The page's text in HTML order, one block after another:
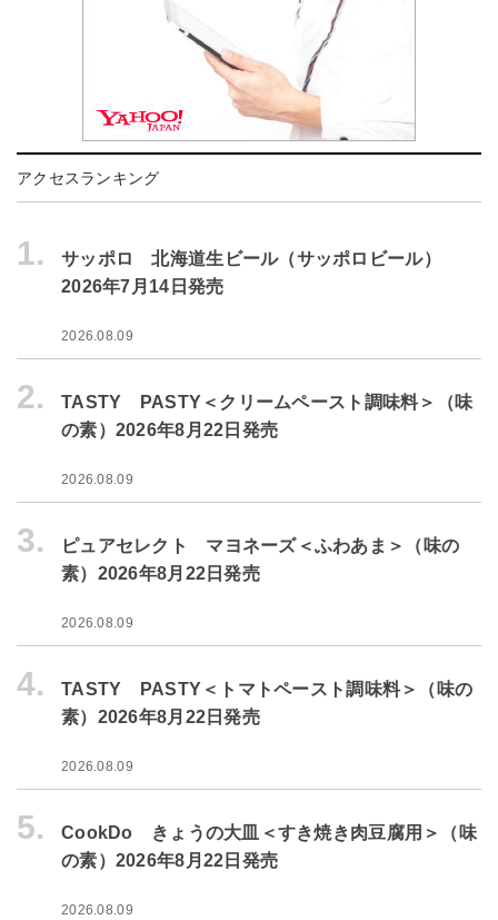
アクセスランキング
1.
サッポロ 北海道生ビール（サッポロビール）
2026年7月14日発売
2026.08.09
2.
TASTY PASTY＜クリームペースト調味料＞（味
の素）2026年8月22日発売
2026.08.09
3.
ピュアセレクト マヨネーズ＜ふわあま＞（味の
素）2026年8月22日発売
2026.08.09
4.
TASTY PASTY＜トマトペースト調味料＞（味の
素）2026年8月22日発売
2026.08.09
5.
CookDo きょうの大皿＜すき焼き肉豆腐用＞（味
の素）2026年8月22日発売
2026.08.09